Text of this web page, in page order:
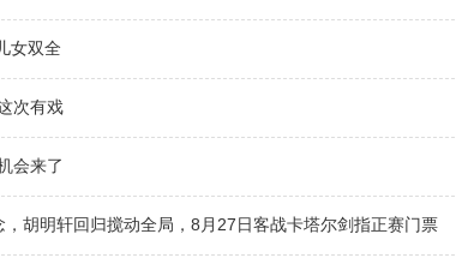
女双全
次有戏
会来了
胡明轩回归搅动全局，8月27日客战卡塔尔剑指正赛门票